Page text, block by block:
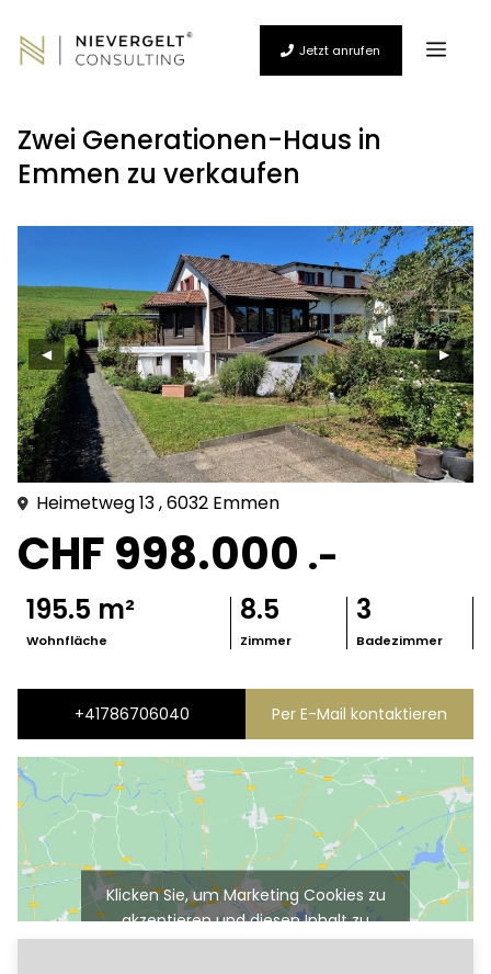
Inhalt
springen
Jetzt anrufen
Zwei Generationen-Haus in
Emmen zu verkaufen
◀ ▶
Heimetweg13, 6032 Emmen
CHF 998.000 .-
195.5 m²
Wohnfläche
8.5
Zimmer
3
Badezimmer
+41786706040 Per E-Mail kontaktieren
Klicken Sie, um Marketing Cookies zu
akzeptieren und diesen Inhalt zu
aktivieren